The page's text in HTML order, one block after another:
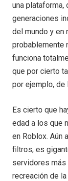
una plataforma,
generaciones
del mundo y en
probablemente
funciona
que por cierto
por ejemplo, de
Es cierto que
edad a los que
en Roblox. Aún
filtros, es
servidores más
recreación de